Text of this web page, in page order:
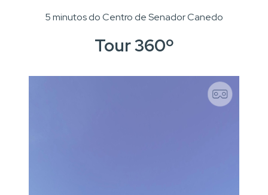
5 minutos do Centro de Senador Canedo
Tour 360º